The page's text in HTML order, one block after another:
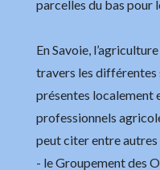
parcelles du bas pour
En Savoie,
travers les
présentes localement
professionnels
peut citer entre autres
- le Groupement des